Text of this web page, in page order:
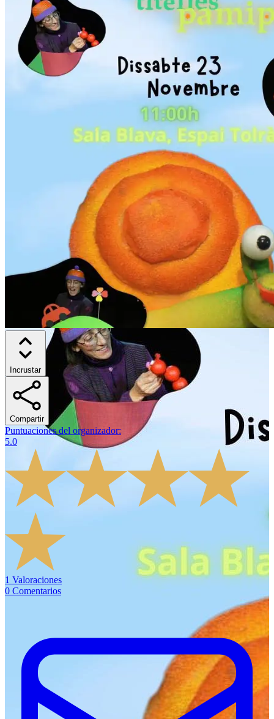
Incrustar
Compartir
Puntuaciones del organizador:
5.0
1 Valoraciones
0 Comentarios